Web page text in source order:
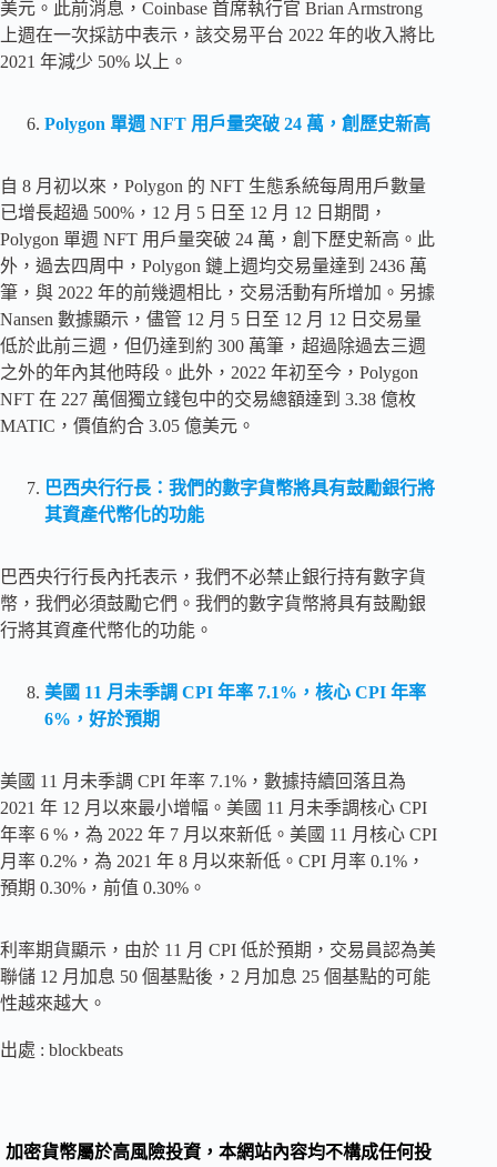
美元。此前消息，Coinbase 首席執行官 Brian Armstrong
上週在一次採訪中表示，該交易平台 2022 年的收入將比
2021 年減少 50% 以上。
Polygon 單週 NFT 用戶量突破 24 萬，創歷史新高
自 8 月初以來，Polygon 的 NFT 生態系統每周用戶數量
已增長超過 500%，12 月 5 日至 12 月 12 日期間，
Polygon 單週 NFT 用戶量突破 24 萬，創下歷史新高。此
外，過去四周中，Polygon 鏈上週均交易量達到 2436 萬
筆，與 2022 年的前幾週相比，交易活動有所增加。另據
Nansen 數據顯示，儘管 12 月 5 日至 12 月 12 日交易量
低於此前三週，但仍達到約 300 萬筆，超過除過去三週
之外的年內其他時段。此外，2022 年初至今，Polygon
NFT 在 227 萬個獨立錢包中的交易總額達到 3.38 億枚
MATIC，價值約合 3.05 億美元。
巴西央行行長：我們的數字貨幣將具有鼓勵銀行將
其資產代幣化的功能
巴西央行行長內托表示，我們不必禁止銀行持有數字貨
幣，我們必須鼓勵它們。我們的數字貨幣將具有鼓勵銀
行將其資產代幣化的功能。
美國 11 月未季調 CPI 年率 7.1%，核心 CPI 年率
6%，好於預期
美國 11 月未季調 CPI 年率 7.1%，數據持續回落且為
2021 年 12 月以來最小增幅。美國 11 月未季調核心 CPI
年率 6 %，為 2022 年 7 月以來新低。美國 11 月核心 CPI
月率 0.2%，為 2021 年 8 月以來新低。CPI 月率 0.1%，
預期 0.30%，前值 0.30%。
利率期貨顯示，由於 11 月 CPI 低於預期，交易員認為美
聯儲 12 月加息 50 個基點後，2 月加息 25 個基點的可能
性越來越大。
出處 : blockbeats
加密貨幣屬於高風險投資，本網站內容均不構成任何投